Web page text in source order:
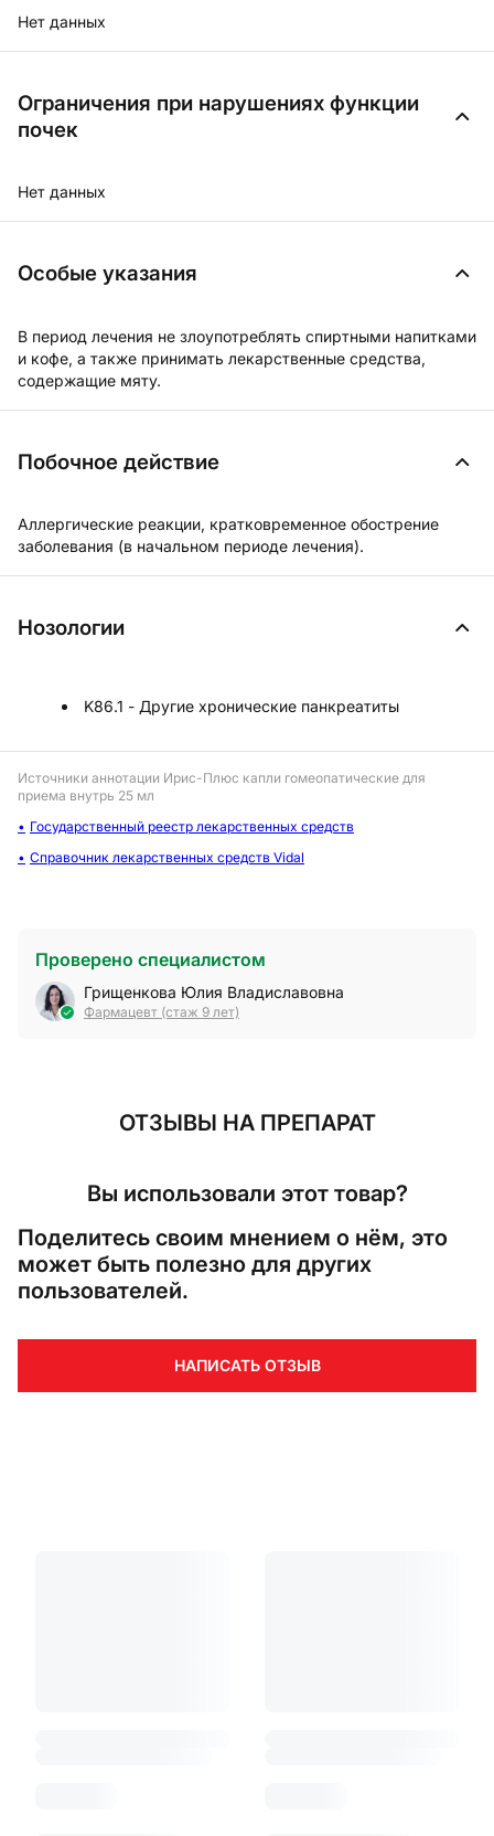
Нет данных
Ограничения при нарушениях функции
почек
Нет данных
Особые указания
В период лечения не злоупотреблять спиртными напитками
и кофе, а также принимать лекарственные средства,
содержащие мяту.
Побочное действие
Аллергические реакции, кратковременное обострение
заболевания (в начальном периоде лечения).
Нозологии
K86.1 - Другие хронические панкреатиты
Источники аннотации Ирис-Плюс капли гомеопатические для
приема внутрь 25 мл
Государственный реестр лекарственных средств
Справочник лекарственных средств Vidal
Проверено специалистом
Грищенкова Юлия Владиславовна
Фармацевт (стаж 9 лет)
ОТЗЫВЫ НА ПРЕПАРАТ
Вы использовали этот товар?
Поделитесь своим мнением о нём, это
может быть полезно для других
пользователей.
НАПИСАТЬ ОТЗЫВ